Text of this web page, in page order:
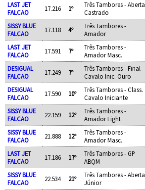
LAST JET
FALCAO
17.216 1º
Três Tambores - Aberta
Castrado
SISSY BLUE
FALCAO
17.118 4º
Três Tambores -
Amador
LAST JET
FALCAO
17.591 7º
Três Tambores -
Amador Masc.
DESIGUAL
FALCAO
17.249 7º
Três Tambores - Final
Cavalo Inic. Ouro
DESIGUAL
FALCAO
17.590 10º
Três Tambores - Class.
Cavalo Iniciante
SISSY BLUE
FALCAO
22.159 12º
Três Tambores -
Amador Light
SISSY BLUE
FALCAO
21.888 12º
Três Tambores -
Amador Masc.
LAST JET
FALCAO
17.186 17º
Três Tambores - GP
ABQM
SISSY BLUE
FALCAO
22.534 21º
Três Tambores - Aberta
Júnior